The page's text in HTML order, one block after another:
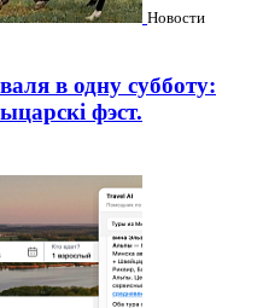
Новости
в одну субботу:
фэст.